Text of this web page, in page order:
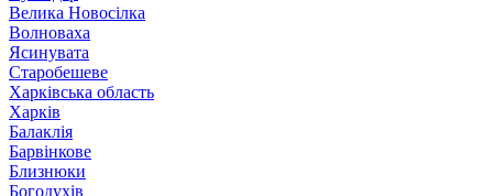
Велика Новосілка
Волноваха
Ясинувата
Старобешеве
Харківська область
Харків
Балаклія
Барвінкове
Близнюки
Богодухів